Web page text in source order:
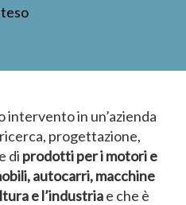
intervento in un’azienda
progettazione,
di prodotti per i motori e
autocarri, macchine
e l’industriae che è